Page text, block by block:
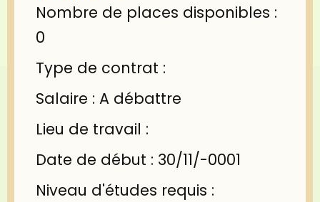
Nombre de places disponibles :
0
Type de contrat :
Salaire : A débattre
Lieu de travail :
Date de début : 30/11/-0001
Niveau d'études requis :